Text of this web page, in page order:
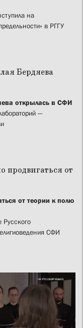
на
в РГГУ
открылась в СФИ
—
от теории к полю
Русского
СФИ